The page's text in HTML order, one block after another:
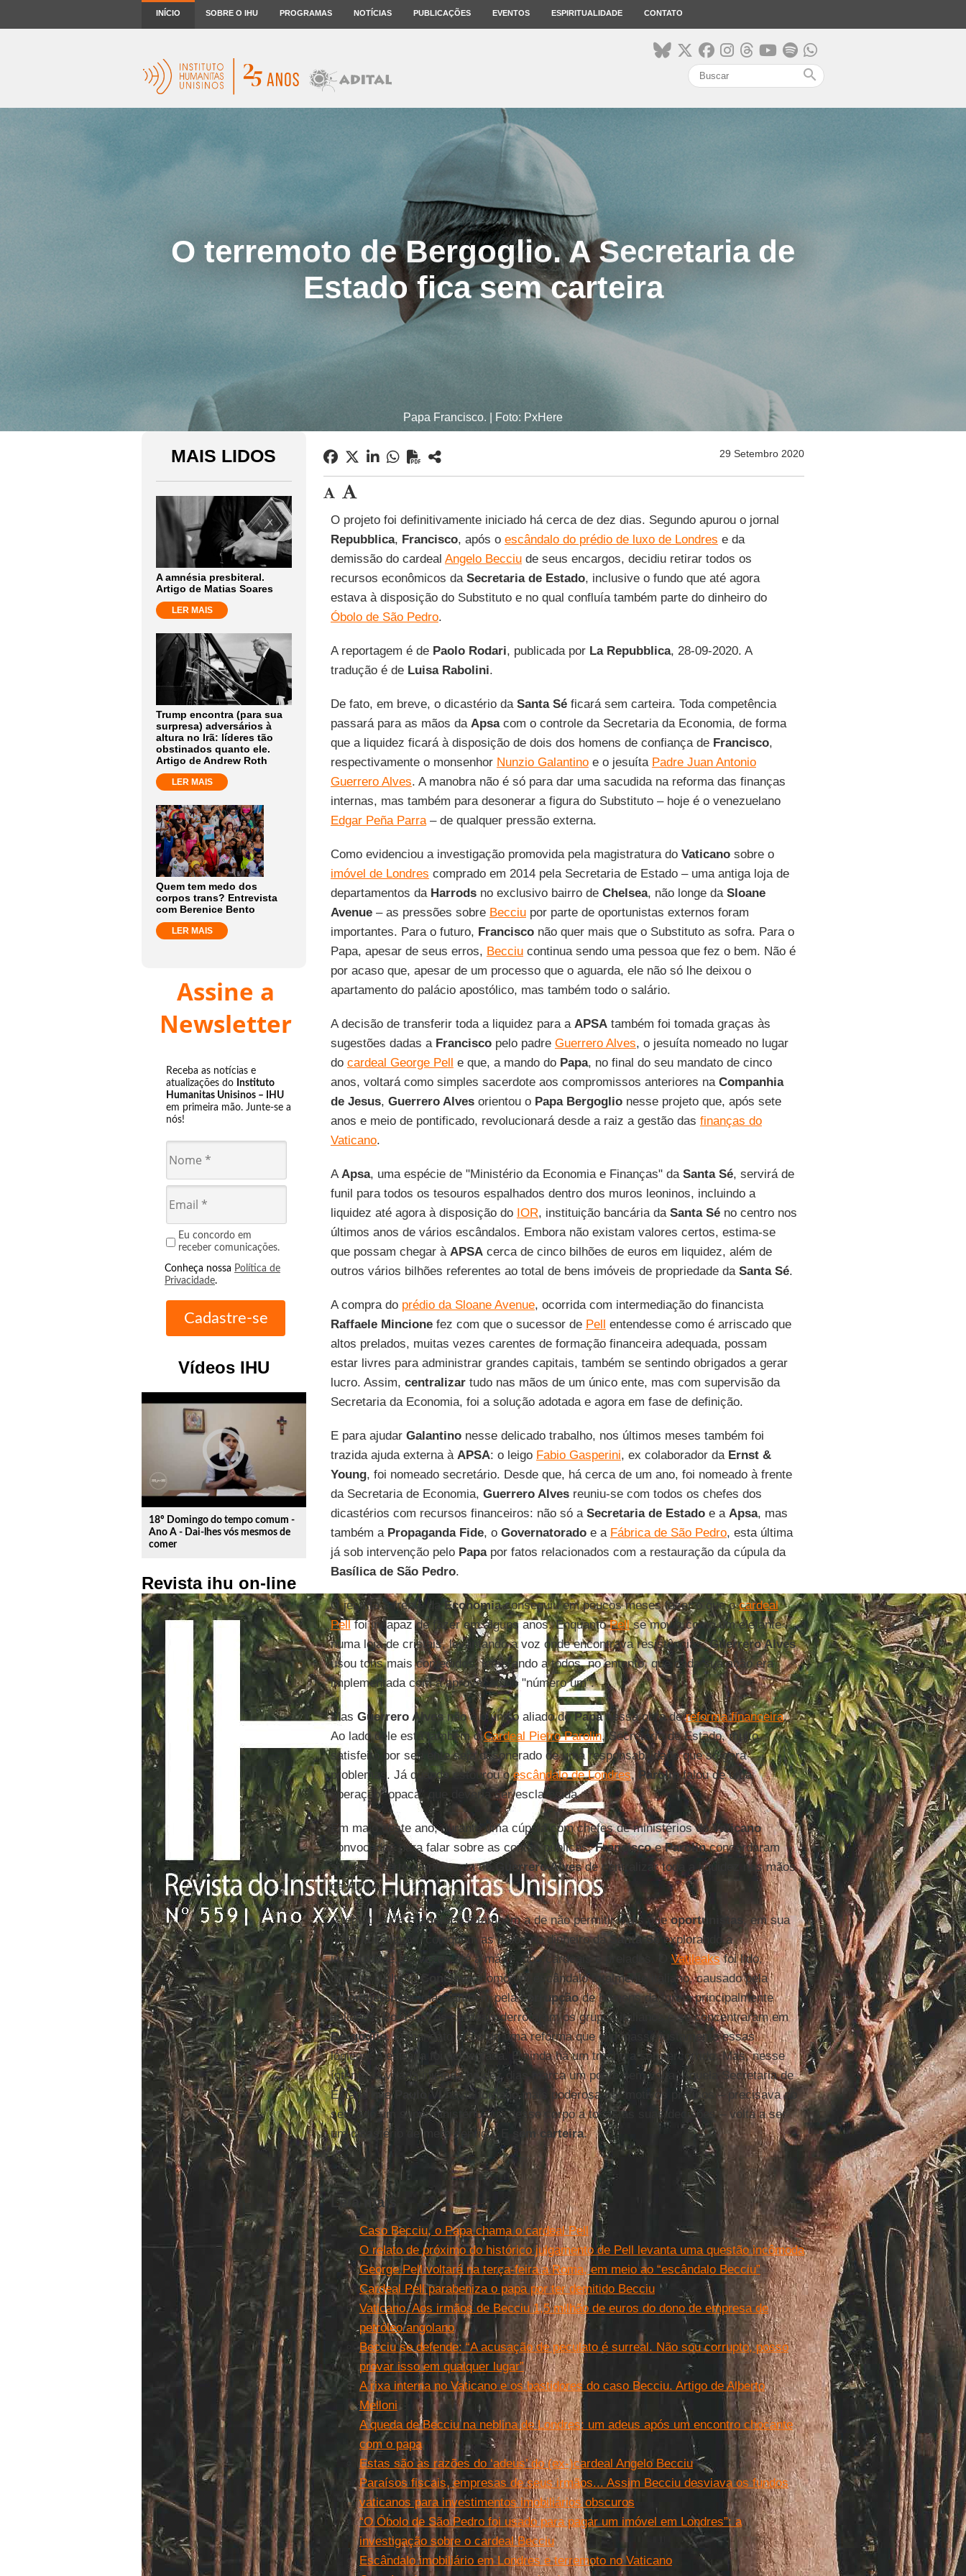
INÍCIO SOBRE O IHU PROGRAMAS NOTÍCIAS PUBLICAÇÕES EVENTOS ESPIRITUALIDADE CONTATO
search
O terremoto de Bergoglio. A Secretaria de
Estado fica sem carteira
Papa Francisco. | Foto: PxHere
MAIS LIDOS
A amnésia presbiteral.
Artigo de Matias Soares
LER MAIS
Trump encontra (para sua
surpresa) adversários à
altura no Irã: líderes tão
obstinados quanto ele.
Artigo de Andrew Roth
LER MAIS
Quem tem medo dos
corpos trans? Entrevista
com Berenice Bento
LER MAIS
Assine a
Newsletter
Receba as notícias e
atualizações do Instituto
Humanitas Unisinos – IHU
em primeira mão. Junte-se a
nós!
Eu concordo em
receber comunicações.
Conheça nossa Política de
Privacidade.
Vídeos IHU
play_circle_outline
18º Domingo do tempo comum -
Ano A - Dai-lhes vós mesmos de
comer
Revista ihu on-line
29 Setembro 2020
O projeto foi definitivamente iniciado há cerca de dez dias. Segundo apurou o jornal
Repubblica, Francisco, após o escândalo do prédio de luxo de Londres e da
demissão do cardeal Angelo Becciude seus encargos, decidiu retirar todos os
recursos econômicos da Secretaria de Estado, inclusive o fundo que até agora
estava à disposição do Substituto e no qual confluía também parte do dinheiro do
Óbolo de São Pedro.
A reportagem é de Paolo Rodari, publicada por La Repubblica, 28-09-2020. A
tradução é de Luisa Rabolini.
De fato, em breve, o dicastério da Santa Séficará sem carteira. Toda competência
passará para as mãos da Apsacom o controle da Secretaria da Economia, de forma
que a liquidez ficará à disposição de dois dos homens de confiança de Francisco,
respectivamente o monsenhor Nunzio Galantinoe o jesuíta Padre Juan Antonio
Guerrero Alves. A manobra não é só para dar uma sacudida na reforma das finanças
internas, mas também para desonerar a figura do Substituto – hoje é o venezuelano
Edgar Peña Parra– de qualquer pressão externa.
Como evidenciou a investigação promovida pela magistratura do Vaticanosobre o
imóvel de Londres comprado em 2014 pela Secretaria de Estado – uma antiga loja de
departamentos da Harrodsno exclusivo bairro de Chelsea, não longe da Sloane
Avenue– as pressões sobre Becciupor parte de oportunistas externos foram
importantes. Para o futuro, Francisconão quer mais que o Substituto as sofra. Para o
Papa, apesar de seus erros, Becciucontinua sendo uma pessoa que fez o bem. Não é
por acaso que, apesar de um processo que o aguarda, ele não só lhe deixou o
apartamento do palácio apostólico, mas também todo o salário.
A decisão de transferir toda a liquidez para a APSAtambém foi tomada graças às
sugestões dadas a Franciscopelo padre Guerrero Alves, o jesuíta nomeado no lugar
do cardeal George Pell e que, a mando do Papa, no final do seu mandato de cinco
anos, voltará como simples sacerdote aos compromissos anteriores na Companhia
de Jesus, Guerrero Alvesorientou o Papa Bergoglionesse projeto que, após sete
anos e meio de pontificado, revolucionará desde a raiz a gestão das finanças do
Vaticano.
AApsa, uma espécie de "Ministério da Economia e Finanças" da Santa Sé, servirá de
funil para todos os tesouros espalhados dentro dos muros leoninos, incluindo a
liquidez até agora à disposição do IOR, instituição bancária da Santa Séno centro nos
últimos anos de vários escândalos. Embora não existam valores certos, estima-se
que possam chegar à APSAcerca de cinco bilhões de euros em liquidez, além de
outros vários bilhões referentes ao total de bens imóveis de propriedade da Santa Sé.
A compra do prédio da Sloane Avenue, ocorrida com intermediação do financista
Raffaele Mincionefez com que o sucessor de Pell entendesse como é arriscado que
altos prelados, muitas vezes carentes de formação financeira adequada, possam
estar livres para administrar grandes capitais, também se sentindo obrigados a gerar
lucro. Assim, centralizartudo nas mãos de um único ente, mas com supervisão da
Secretaria da Economia, foi a solução adotada e agora em fase de definição.
E para ajudar Galantinonesse delicado trabalho, nos últimos meses também foi
trazida ajuda externa à APSA: o leigo Fabio Gasperini, ex colaborador da Ernst &
Young, foi nomeado secretário. Desde que, há cerca de um ano, foi nomeado à frente
da Secretaria de Economia, Guerrero Alvesreuniu-se com todos os chefes dos
dicastérios com recursos financeiros: não só a Secretaria de Estadoe a Apsa, mas
também a Propaganda Fide, o Governatoradoe a Fábrica de São Pedro, esta última
já sob intervenção pelo Papapor fatos relacionados com a restauração da cúpula da
Basílica de São Pedro.
O jesuíta à frente daEconomiaconseguiu em poucos meses fazer o que ocardeal
Pellfoi incapaz de fazer em alguns anos. EnquantoPellse movia como um elefante
numa loja de cristais, levantando a voz onde encontrava resistências,Guerrero Alves
usou tons mais comedidos, lembrando a todos, no entanto, que cada sua ação era
implementada com a aprovação do "número um".
Mas Guerrero Alvesnão é o único aliado doPapanessa obra dereforma financeira.
Ao lado dele está também oCardeal Pietro Parolin, Secretário de Estado, muito
satisfeito por seu ente seja desonerado de uma responsabilidade que só gera
problemas. Já quando estourou oescândalo de Londres, Parolinfalou de uma
operação "opaca" que deveria ser esclarecida.
Em maio deste ano, durante uma cúpula com chefes de ministérios doVaticano
convocados para falar sobre as contas públicas,FranciscoeParolinconcordaram
sobre o acerto da proposta deGuerrero Alvesde centralizar toda a liquidez nas mãos
daAPSA.
A tentativa deFranciscoé também a de não permitir mais queoportunistas , em sua
maioria italianos, coloquem as mãos no dinheiro daSanta Sé explorando a
ingenuidade, às vezes até a má-fé, dos cardeais e prelados. OVatileaksfoi lido,
durante o últimoConclave, como um escândalo totalmente italiano, causado pela
incompetência, mas também pelacorrupçãode homens da Igreja principalmente
italianos. Por isso, os cardeais derrotaram os grupos italianos e se concentraram em
Bergoglio. O mandato era o de uma reforma que eliminasse justamente essas
lógicas. A estrada foi acidentada. E ainda há um trecho a ser percorrido. Mas, nesse
ínterim, a virada iniciada há dez dias marca um ponto sem volta. Aquela Secretaria de
Estado que Paulo VIhavia tornado mais poderosa por motivos práticos – precisava ao
seu lado um superministério que desse corpo a todas as suas decisões – volta a ser
um dicastério de mero serviço. E
sem carteira.
Leia mais
Caso Becciu, o Papa chama o cardeal Pell
O relato de próximo do histórico julgamento de Pell levanta uma questão incômoda
George Pell voltará na terça-feira a Roma, em meio ao “escândalo Becciu”
Cardeal Pell parabeniza o papa por ter demitido Becciu
Vaticano. Aos irmãos de Becciu 1,5 milhão de euros do dono de empresa de
petróleo angolano
Becciu se defende: “A acusação de peculato é surreal. Não sou corrupto, posso
provar isso em qualquer lugar”
A rixa interna no Vaticano e os bastidores do caso Becciu. Artigo de Alberto
Melloni
A queda de Becciu na neblina de Londres: um adeus após um encontro chocante
com o papa
Estas são as razões do ‘adeus’ do (ex-)cardeal Angelo Becciu
Paraísos fiscais, empresas de seus irmãos... Assim Becciu desviava os fundos
vaticanos para investimentos imobiliários obscuros
“O Óbolo de São Pedro foi usado para pagar um imóvel em Londres”: a
investigação sobre o cardeal Becciu
Escândalo imobiliário em Londres e terremoto no Vaticano